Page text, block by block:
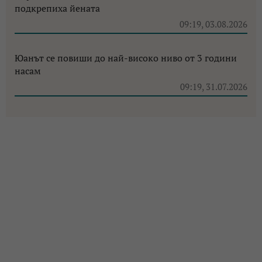
подкрепиха йената
09:19, 03.08.2026
Юанът се повиши до най-високо ниво от 3 години
насам
09:19, 31.07.2026